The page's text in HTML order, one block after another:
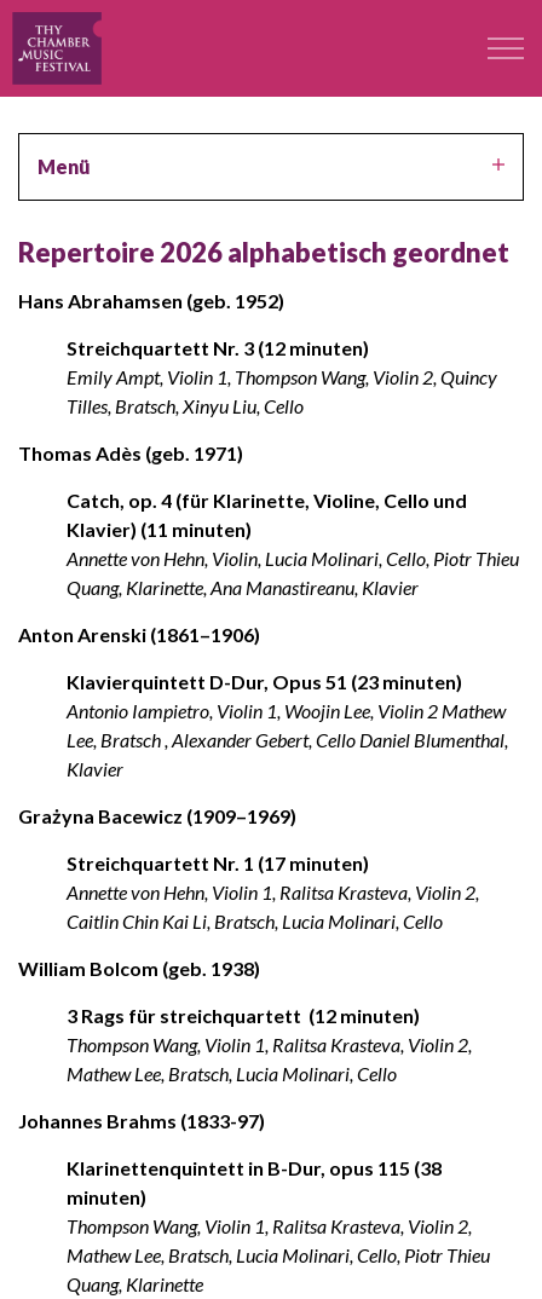
Das Festival
Professoren
Konzerte
Teilnehmer
Kontakt
Deutsch
Kontakt
Menü
Repertoire 2026 alphabetisch geordnet
Hans Abrahamsen (geb. 1952)
Streichquartett Nr. 3 (12 minuten)
Emily Ampt, Violin 1, Thompson Wang, Violin 2, Quincy
Tilles, Bratsch, Xinyu Liu, Cello
Thomas Adès (geb. 1971)
Catch, op. 4 (für Klarinette, Violine, Cello und
Klavier) (11 minuten)
Annette von Hehn, Violin, Lucia Molinari, Cello, Piotr Thieu
Quang, Klarinette, Ana Manastireanu, Klavier
Anton Arenski (1861–1906)
Klavierquintett D-Dur, Opus 51 (23 minuten)
Antonio Iampietro, Violin 1, Woojin Lee, Violin 2 Mathew
Lee, Bratsch , Alexander Gebert, Cello Daniel Blumenthal,
Klavier
Grażyna Bacewicz (1909–1969)
Streichquartett Nr. 1 (17 minuten)
Annette von Hehn, Violin 1, Ralitsa Krasteva, Violin 2,
Caitlin Chin Kai Li, Bratsch, Lucia Molinari, Cello
William Bolcom (geb. 1938)
3 Rags für streichquartett (12 minuten)
Thompson Wang, Violin 1, Ralitsa Krasteva, Violin 2,
Mathew Lee, Bratsch, Lucia Molinari, Cello
Johannes Brahms (1833-97)
Klarinettenquintett in B-Dur, opus 115 (38
minuten)
Thompson Wang, Violin 1, Ralitsa Krasteva, Violin 2,
Mathew Lee, Bratsch, Lucia Molinari, Cello, Piotr Thieu
Quang, Klarinette